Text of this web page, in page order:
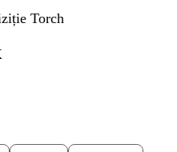
Torch